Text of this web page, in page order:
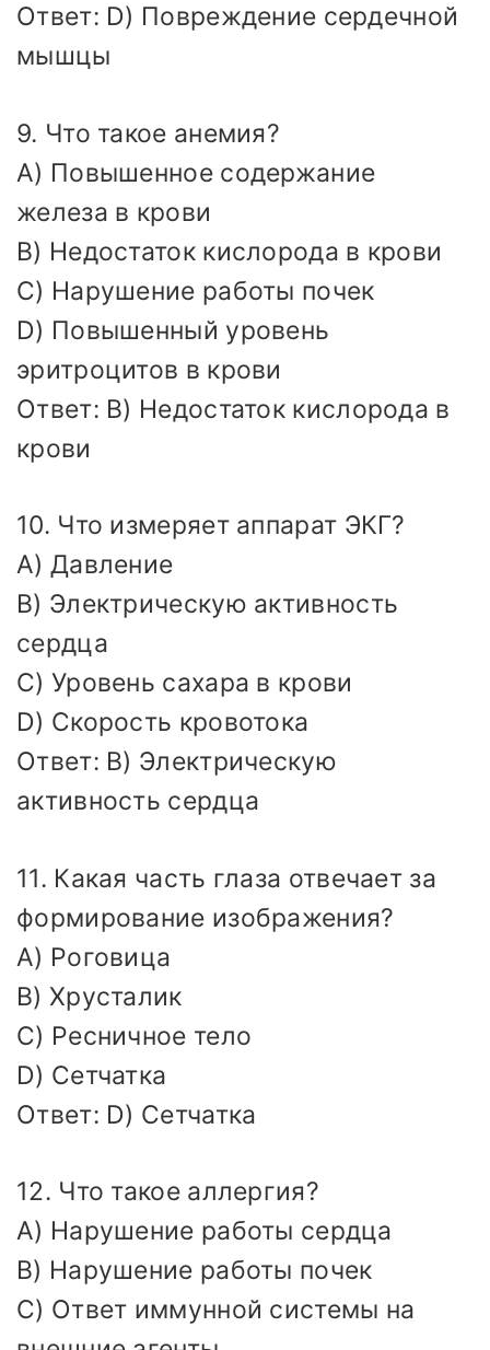
Ответ: D) Повреждение сердечной
мышцы
9. Что такое анемия?
A) Повышенное содержание
железа в крови
B) Недостаток кислорода в крови
C) Нарушение работы почек
D) Повышенный уровень
эритроцитов в крови
Ответ: B) Недостаток кислорода в
крови
10. Что измеряет аппарат ЭКГ?
A) Давление
B) Электрическую активность
сердца
C) Уровень сахара в крови
D) Скорость кровотока
Ответ: B) Электрическую
активность сердца
11. Какая часть глаза отвечает за
формирование изображения?
A) Роговица
B) Хрусталик
C) Ресничное тело
D) Сетчатка
Ответ: D) Сетчатка
12. Что такое аллергия?
A) Нарушение работы сердца
B) Нарушение работы почек
C) Ответ иммунной системы на